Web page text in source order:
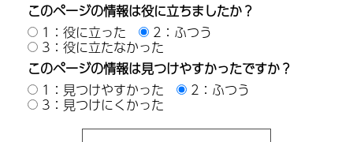
このページの情報は役に立ちましたか？
1：役に立った
2：ふつう
3：役に立たなかった
このページの情報は見つけやすかったですか？
1：見つけやすかった
2：ふつう
3：見つけにくかった